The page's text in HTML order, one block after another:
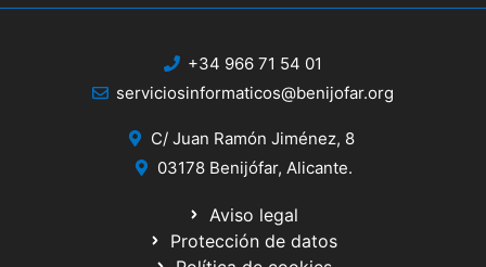
+34 966 71 54 01
serviciosinformaticos@benijofar.org
C/ Juan Ramón Jiménez, 8
03178 Benijófar, Alicante.
Aviso legal
Protección de datos